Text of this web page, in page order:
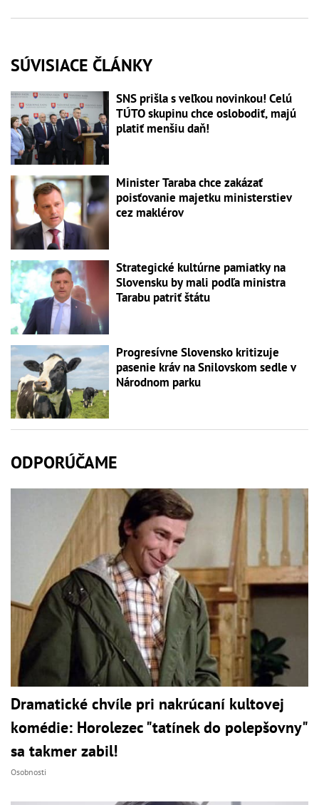
SÚVISIACE ČLÁNKY
SNS prišla s veľkou novinkou! Celú
TÚTO skupinu chce oslobodiť, majú
platiť menšiu daň!
Minister Taraba chce zakázať
poisťovanie majetku ministerstiev
cez maklérov
Strategické kultúrne pamiatky na
Slovensku by mali podľa ministra
Tarabu patriť štátu
Progresívne Slovensko kritizuje
pasenie kráv na Snilovskom sedle v
Národnom parku
ODPORÚČAME
Dramatické chvíle pri nakrúcaní kultovej
komédie: Horolezec "tatínek do polepšovny"
sa takmer zabil!
Osobnosti